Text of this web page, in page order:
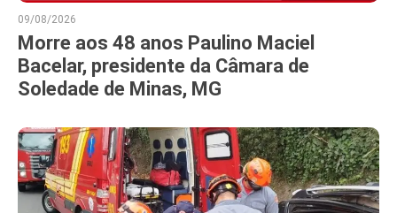
09/08/2026
Morre aos 48 anos Paulino Maciel
Bacelar, presidente da Câmara de
Soledade de Minas, MG